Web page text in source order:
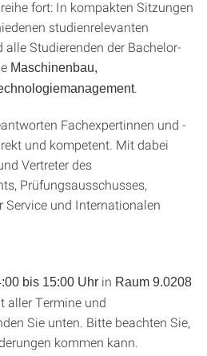
fort: In kompakten Sitzungen
studienrelevanten
Studierenden der Bachelor-
Maschinenbau,
.
Fachexpertinnen und -
und kompetent. Mit dabei
Vertreter des
Prüfungsausschusses,
Service und Internationalen
bis 15:00 Uhr in Raum 9.0208
aller Termine und
Sie unten. Bitte beachten Sie,
kommen kann.